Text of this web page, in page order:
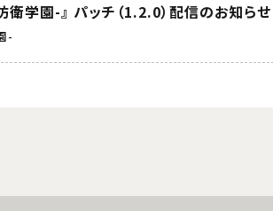
学園-』 パッチ（1.2.0）配信のお知らせ
-